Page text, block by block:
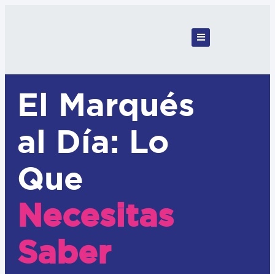
El Marqués
al Día: Lo
Que
Necesitas
Saber